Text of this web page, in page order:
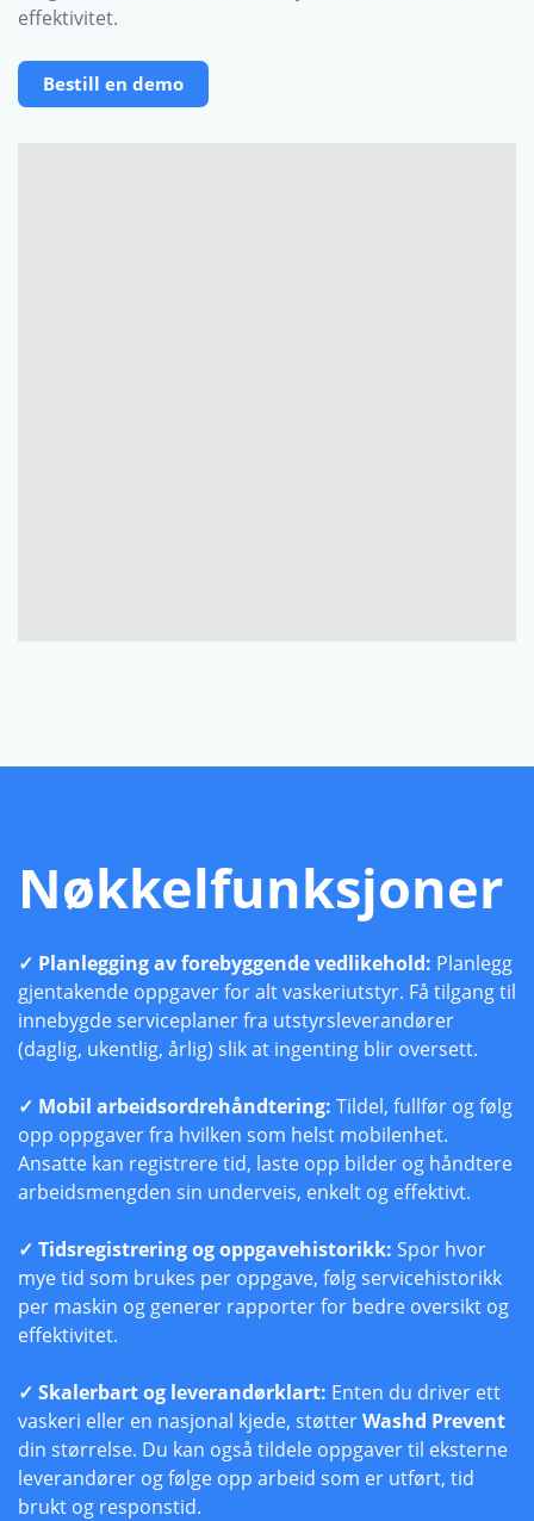
effektivitet.
Bestill en demo
Nøkkelfunksjoner
✓ Planlegging av forebyggende vedlikehold: Planlegg
gjentakende oppgaver for alt vaskeriutstyr. Få tilgang til
innebygde serviceplaner fra utstyrsleverandører
(daglig, ukentlig, årlig) slik at ingenting blir oversett.
✓ Mobil arbeidsordre­håndtering: Tildel, fullfør og følg
opp oppgaver fra hvilken som helst mobilenhet.
Ansatte kan registrere tid, laste opp bilder og håndtere
arbeidsmengden sin underveis, enkelt og effektivt.
✓ Tidsregistrering og oppgavehistorikk: Spor hvor
mye tid som brukes per oppgave, følg servicehistorikk
per maskin og generer rapporter for bedre oversikt og
effektivitet.
✓ Skalerbart og leverandørklart: Enten du driver ett
vaskeri eller en nasjonal kjede, støtterWashd Prevent
din størrelse. Du kan også tildele oppgaver til eksterne
leverandører og følge opp arbeid som er utført, tid
brukt og responstid.